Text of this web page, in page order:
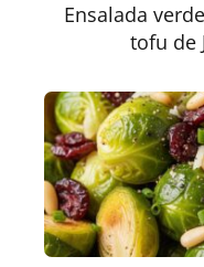
Ensalada
tofu de